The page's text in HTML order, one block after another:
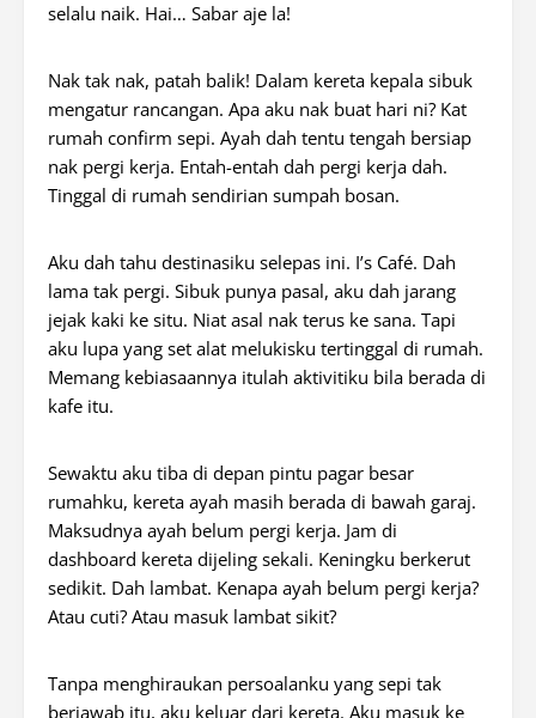
selalu naik. Hai… Sabar aje la!
Nak tak nak, patah balik! Dalam kereta kepala sibuk
mengatur rancangan. Apa aku nak buat hari ni? Kat
rumah confirm sepi. Ayah dah tentu tengah bersiap
nak pergi kerja. Entah-entah dah pergi kerja dah.
Tinggal di rumah sendirian sumpah bosan.
Aku dah tahu destinasiku selepas ini. I’s Café. Dah
lama tak pergi. Sibuk punya pasal, aku dah jarang
jejak kaki ke situ. Niat asal nak terus ke sana. Tapi
aku lupa yang set alat melukisku tertinggal di rumah.
Memang kebiasaannya itulah aktivitiku bila berada di
kafe itu.
Sewaktu aku tiba di depan pintu pagar besar
rumahku, kereta ayah masih berada di bawah garaj.
Maksudnya ayah belum pergi kerja. Jam di
dashboard kereta dijeling sekali. Keningku berkerut
sedikit. Dah lambat. Kenapa ayah belum pergi kerja?
Atau cuti? Atau masuk lambat sikit?
Tanpa menghiraukan persoalanku yang sepi tak
berjawab itu, aku keluar dari kereta. Aku masuk ke